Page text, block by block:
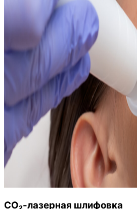
CO₂-лазерная шлифовка